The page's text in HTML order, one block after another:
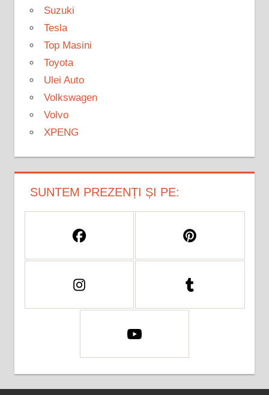
Suzuki
Tesla
Top Masini
Toyota
Ulei Auto
Volkswagen
Volvo
XPENG
SUNTEM PREZENȚI ȘI PE: